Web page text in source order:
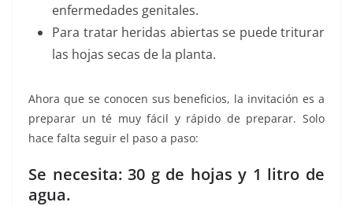
enfermedades genitales.
Para tratar heridas abiertas se puede triturar
las hojas secas de la planta.
Ahora que se conocen sus beneficios, la invitación es a
preparar un té muy fácil y rápido de preparar. Solo
hace falta seguir el paso a paso:
Se necesita: 30 g de hojas y 1 litro de
agua.